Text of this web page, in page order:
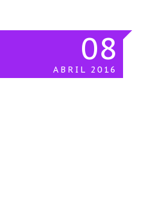
08
ABRIL 2016